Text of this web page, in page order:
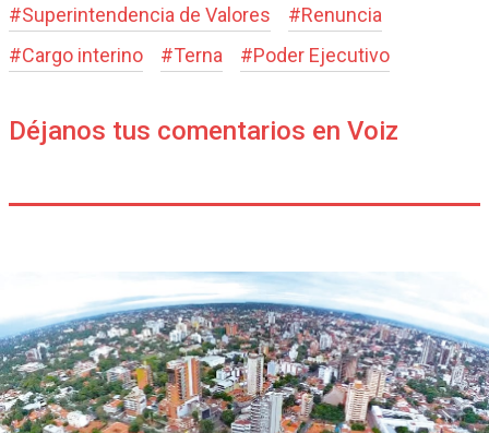
#Superintendencia de Valores #Renuncia
#Cargo interino #Terna #Poder Ejecutivo
Déjanos tus comentarios en Voiz